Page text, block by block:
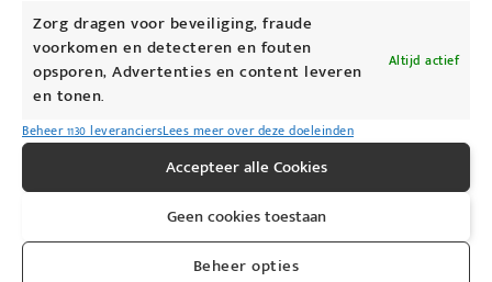
Zorg dragen voor beveiliging, fraude
voorkomen en detecteren en fouten
opsporen, Advertenties en content leveren
en tonen.
Altijd actief
Beheer 1130 leveranciersLees meer over deze doeleinden
Accepteer alle Cookies
Geen cookies toestaan
Beheer opties
Neoretin
pigment corrector peel
€30,00